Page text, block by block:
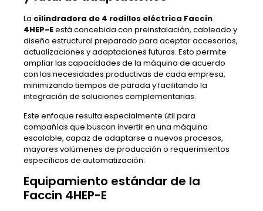
La cilindradora de 4 rodillos eléctrica Faccin
4HEP-Eestá concebida con preinstalación, cableado y
diseño estructural preparado para aceptar accesorios,
actualizaciones y adaptaciones futuras. Esto permite
ampliar las capacidades de la máquina de acuerdo
con las necesidades productivas de cada empresa,
minimizando tiempos de parada y facilitando la
integración de soluciones complementarias.
Este enfoque resulta especialmente útil para
compañías que buscan invertir en una máquina
escalable, capaz de adaptarse a nuevos procesos,
mayores volúmenes de producción o requerimientos
específicos de automatización.
Equipamiento estándar de la
Faccin 4HEP-E